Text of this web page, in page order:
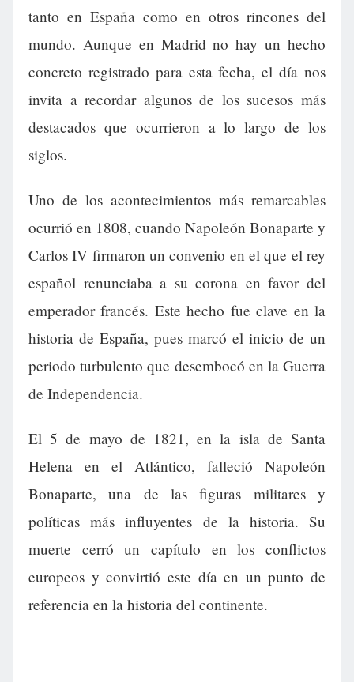
tanto en España como en otros rincones del
mundo. Aunque en Madrid no hay un hecho
concreto registrado para esta fecha, el día nos
invita a recordar algunos de los sucesos más
destacados que ocurrieron a lo largo de los
siglos.
Uno de los acontecimientos más remarcables
ocurrió en 1808, cuando Napoleón Bonaparte y
Carlos IV firmaron un convenio en el que el rey
español renunciaba a su corona en favor del
emperador francés. Este hecho fue clave en la
historia de España, pues marcó el inicio de un
periodo turbulento que desembocó en la Guerra
de Independencia.
El 5 de mayo de 1821, en la isla de Santa
Helena en el Atlántico, falleció Napoleón
Bonaparte, una de las figuras militares y
políticas más influyentes de la historia. Su
muerte cerró un capítulo en los conflictos
europeos y convirtió este día en un punto de
referencia en la historia del continente.